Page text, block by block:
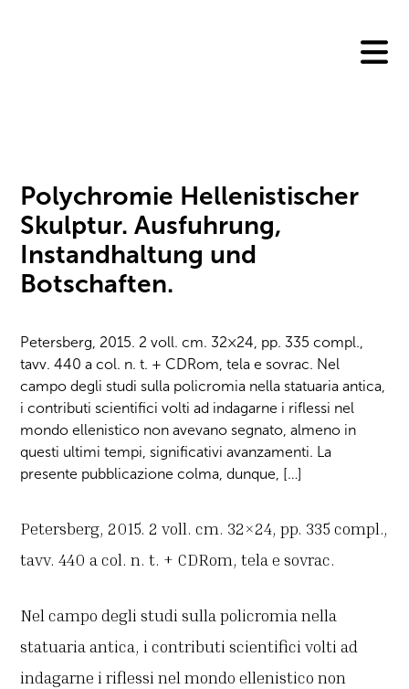
Polychromie Hellenistischer
Skulptur. Ausfuhrung,
Instandhaltung und
Botschaften.
Petersberg, 2015. 2 voll. cm. 32×24, pp. 335 compl.,
tavv. 440 a col. n. t. + CDRom, tela e sovrac. Nel
campo degli studi sulla policromia nella statuaria antica,
i contributi scientifici volti ad indagarne i riflessi nel
mondo ellenistico non avevano segnato, almeno in
questi ultimi tempi, significativi avanzamenti. La
presente pubblicazione colma, dunque, […]
Petersberg, 2015. 2 voll. cm. 32×24, pp. 335 compl.,
tavv. 440 a col. n. t. + CDRom, tela e sovrac.
Nel campo degli studi sulla policromia nella
statuaria antica, i contributi scientifici volti ad
indagarne i riflessi nel mondo ellenistico non